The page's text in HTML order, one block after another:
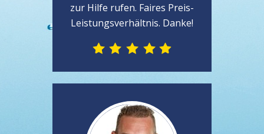
zur Hilfe rufen. Faires Preis-
Leistungsverhältnis. Danke!